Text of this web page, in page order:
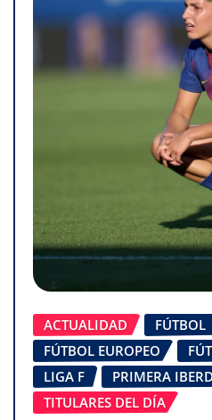
ACTUALIDAD
FÚTBOL
FÚTBOL EUROPEO
LIGA F
PRIMERA
TITULARES DEL DÍA